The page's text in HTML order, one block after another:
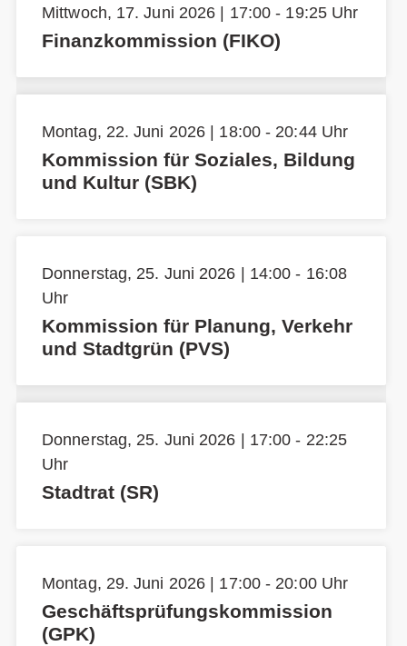
Mittwoch, 17. Juni 2026 | 17:00 - 19:25 Uhr
Finanzkommission (FIKO)
Montag, 22. Juni 2026 | 18:00 - 20:44 Uhr
Kommission für Soziales, Bildung
und Kultur (SBK)
Donnerstag, 25. Juni 2026 | 14:00 - 16:08
Uhr
Kommission für Planung, Verkehr
und Stadtgrün (PVS)
Donnerstag, 25. Juni 2026 | 17:00 - 22:25
Uhr
Stadtrat (SR)
Montag, 29. Juni 2026 | 17:00 - 20:00 Uhr
Geschäftsprüfungskommission
(GPK)